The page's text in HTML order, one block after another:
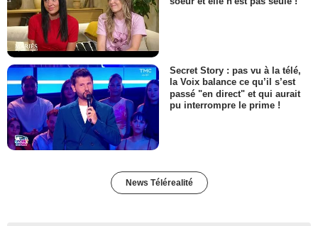
Secret Story : pas vu à la télé,
la Voix balance ce qu’il s’est
passé "en direct" et qui aurait
pu interrompre le prime !
News Télérealité